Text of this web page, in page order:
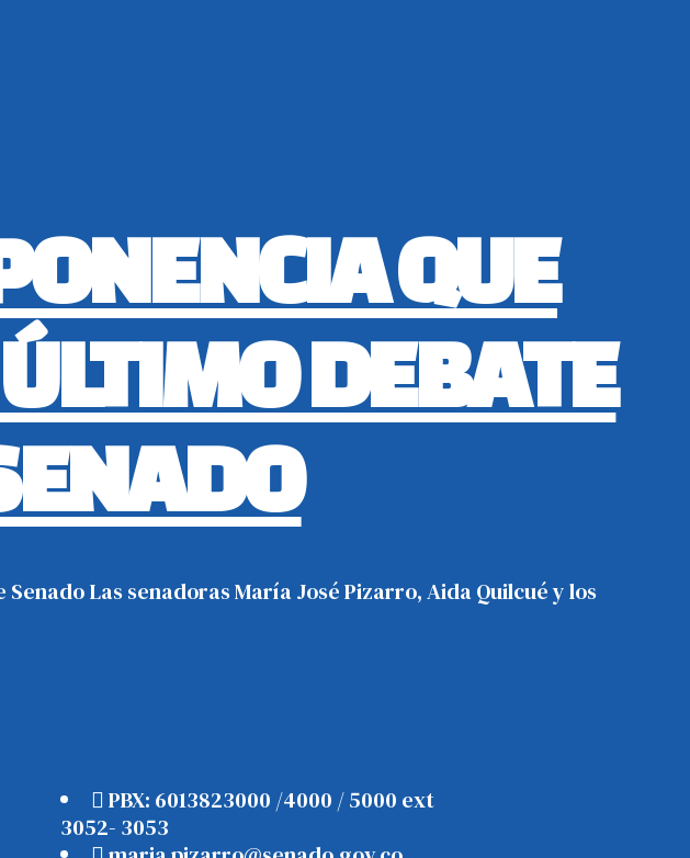
QUE
DEBATE
Las senadoras María José Pizarro, Aida Quilcué y los
PBX: 6013823000 /4000 / 5000 ext
3052- 3053